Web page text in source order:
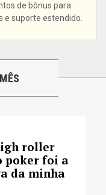
de bônus para
e suporte estendido.
roller
poker foi a
da minha